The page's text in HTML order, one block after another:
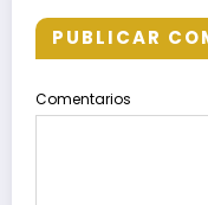
PUBLICAR
Comentarios